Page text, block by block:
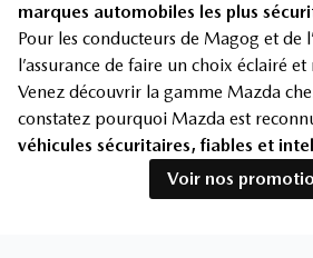
marques automobiles les plus
Pour les conducteurs de Magog et de
l’assurance de faire un choix éclairé
Venez découvrir la gamme Mazda
constatez pourquoi Mazda est
véhicules sécuritaires, fiables et
Voir nos